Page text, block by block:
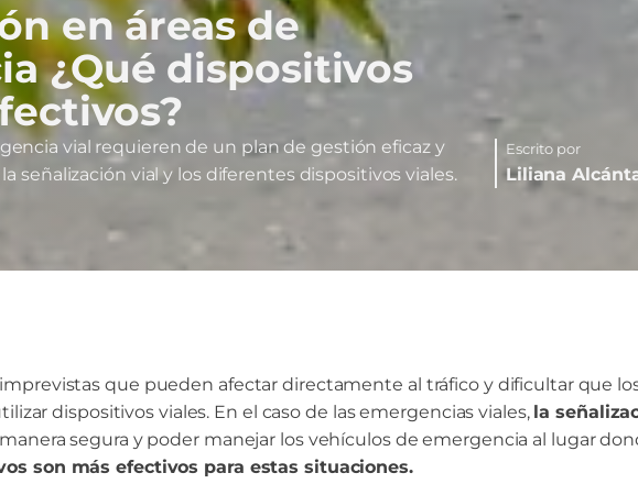
en áreas de
¿Qué dispositivos
vial requieren de un plan de gestión eficaz y
señalización vial y los diferentes dispositivos viales.
Escrito por
Liliana
que pueden afectar directamente al tráfico y dificultar que
dispositivos viales. En el caso de las emergencias viales, la
segura y poder manejar los vehículos de emergencia al lugar
son más efectivos para estas situaciones.